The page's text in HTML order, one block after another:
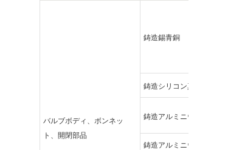
バルブボディ、ボンネッ
ト、開閉部品
鋳造錫青銅
鋳造シリコン真鍮
鋳造アルミニウム青銅
鋳造アルミニウムフラボノ